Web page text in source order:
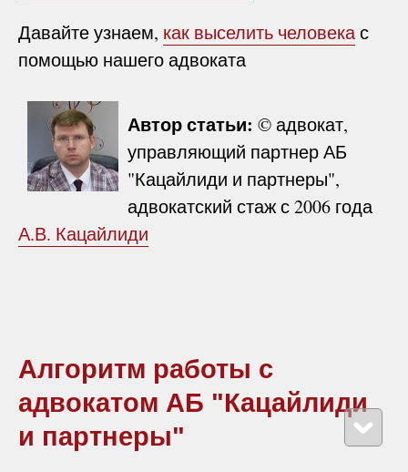
Давайте узнаем, как выселить человекас
помощью нашего адвоката
Автор статьи: © адвокат,
управляющий партнер АБ
"Кацайлиди и партнеры",
адвокатский стаж с 2006 года
А.В. Кацайлиди
Алгоритм работы с
адвокатом АБ "Кацайлиди
и партнеры"